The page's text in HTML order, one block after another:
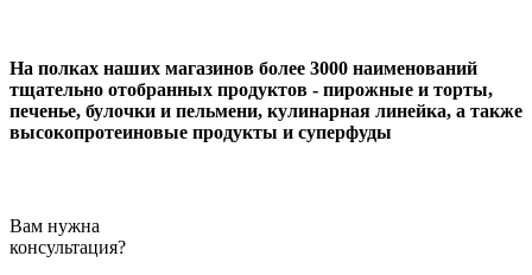
На полках наших магазинов более 3000 наименований
тщательно отобранных продуктов - пирожные и торты,
печенье, булочки и пельмени, кулинарная линейка, а также
высокопротеиновые продукты и суперфуды
Вам нужна
консультация?